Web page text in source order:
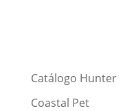
Catálogo Hunter
Coastal Pet